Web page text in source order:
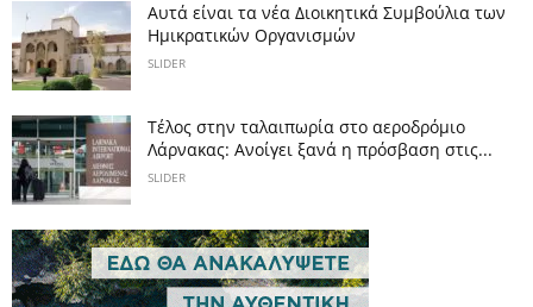
Αυτά είναι τα νέα Διοικητικά Συμβούλια των
Ημικρατικών Οργανισμών
SLIDER
Tέλος στην ταλαιπωρία στο αεροδρόμιο
Λάρνακας: Ανοίγει ξανά η πρόσβαση στις...
SLIDER